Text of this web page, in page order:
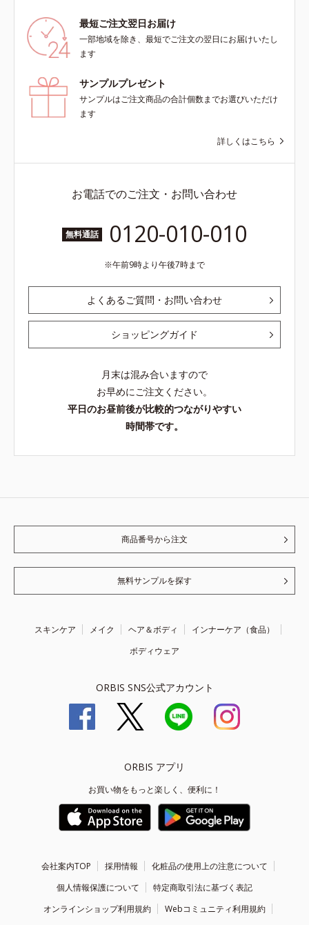
最短ご注文翌日お届け
一部地域を除き、最短でご注文の翌日にお届けいたし
ます
サンプルプレゼント
サンプルはご注文商品の合計個数までお選びいただけ
ます
詳しくはこちら
お電話でのご注文・お問い合わせ
無料通話 0120-010-010
午前9時より午後7時まで
よくあるご質問・お問い合わせ
ショッピングガイド
月末は混み合いますので
お早めにご注文ください。
平日のお昼前後が比較的つながりやすい
時間帯です。
商品番号から注文
無料サンプルを探す
スキンケア メイク ヘア＆ボディ
インナーケア（食品）
ボディウェア
ORBIS SNS公式アカウント
ORBIS アプリ
お買い物をもっと楽しく、便利に！
会社案内TOP 採用情報
化粧品の使用上の注意について
個人情報保護について
特定商取引法に基づく表記
オンラインショップ利用規約
Webコミュニティ利用規約